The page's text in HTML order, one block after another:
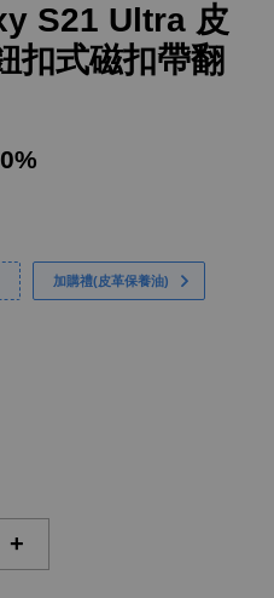
S21 Ultra 皮
扣式磁扣帶翻
加購禮(皮革保養油)
+